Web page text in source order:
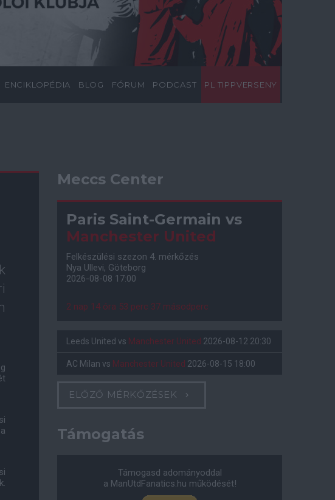
ENCIKLOPÉDIA BLOG FÓRUM PODCAST PL TIPPVERSENY
Meccs Center
Paris Saint-Germain vs
Manchester United
Felkészülési szezon 4. mérkőzés
Nya Ullevi, Göteborg
2026-08-08 17:00
2 nap 14 óra 53 perc 36 másodperc
Leeds United vs Manchester United 2026-08-12 20:30
AC Milan vs Manchester United 2026-08-15 18:00
ELŐZŐ MÉRKŐZÉSEK
Támogatás
Támogasd adományoddal
a ManUtdFanatics.hu működését!